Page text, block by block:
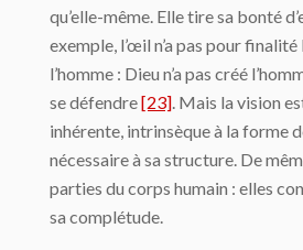
qu’elle-même. Elle tire sa bonté
exemple, l’œil n’a pas pour
l’homme : Dieu n’a pas créé
se défendre[23]. Mais la vision
inhérente, intrinsèque à la forme
nécessaire à sa structure. De
parties du corps humain : elles
sa complétude.